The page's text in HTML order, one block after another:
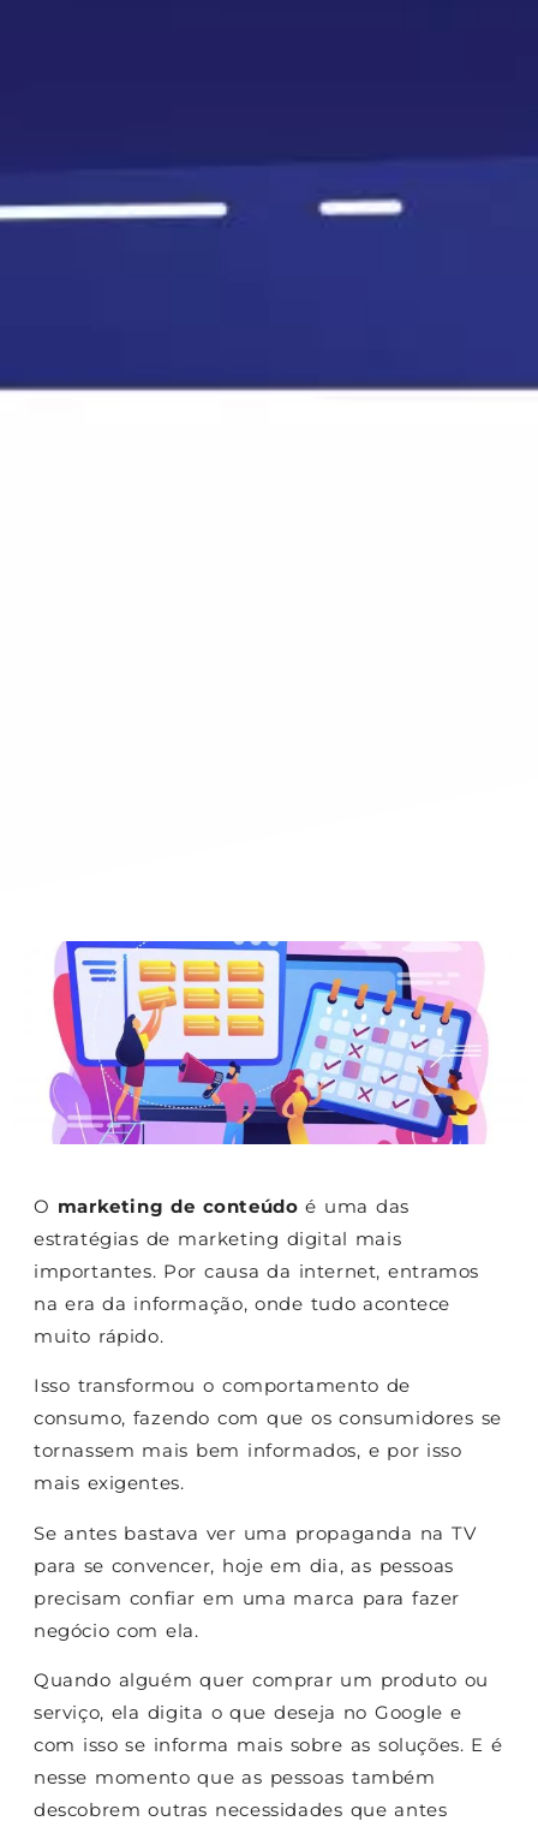
O marketing de conteúdo é uma das
estratégias de marketing digital mais
importantes. Por causa da internet, entramos
na era da informação, onde tudo acontece
muito rápido.
Isso transformou o comportamento de
consumo, fazendo com que os consumidores se
tornassem mais bem informados, e por isso
mais exigentes.
Se antes bastava ver uma propaganda na TV
para se convencer, hoje em dia, as pessoas
precisam confiar em uma marca para fazer
negócio com ela.
Quando alguém quer comprar um produto ou
serviço, ela digita o que deseja no Google e
com isso se informa mais sobre as soluções. E é
nesse momento que as pessoas também
descobrem outras necessidades que antes